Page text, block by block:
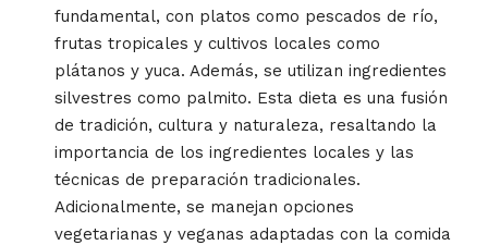
fundamental, con platos como pescados de río,
frutas tropicales y cultivos locales como
plátanos y yuca. Además, se utilizan ingredientes
silvestres como palmito. Esta dieta es una fusión
de tradición, cultura y naturaleza, resaltando la
importancia de los ingredientes locales y las
técnicas de preparación tradicionales.
Adicionalmente, se manejan opciones
vegetarianas y veganas adaptadas con la comida